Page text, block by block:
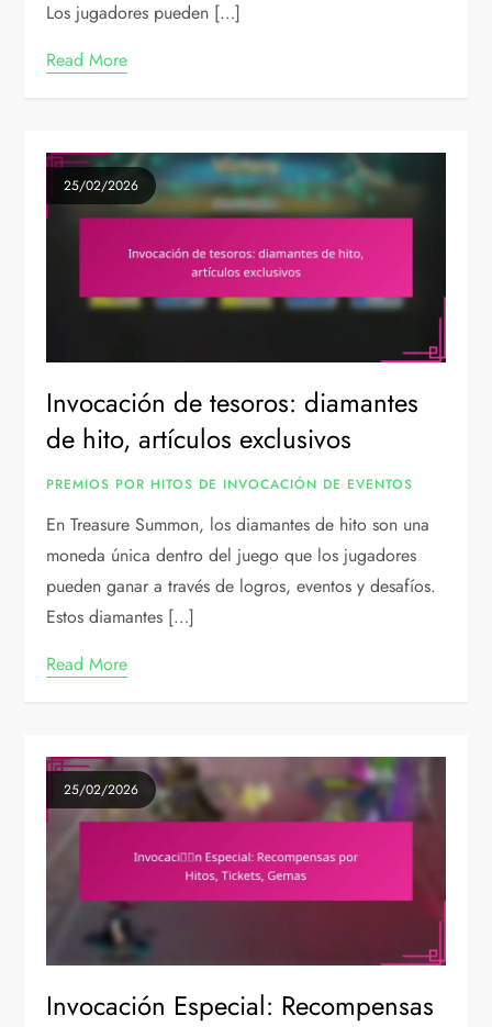
Los jugadores pueden […]
Read More
25/02/2026
Invocación de tesoros: diamantes
de hito, artículos exclusivos
PREMIOS POR HITOS DE INVOCACIÓN DE EVENTOS
En Treasure Summon, los diamantes de hito son una
moneda única dentro del juego que los jugadores
pueden ganar a través de logros, eventos y desafíos.
Estos diamantes […]
Read More
25/02/2026
Invocación Especial: Recompensas